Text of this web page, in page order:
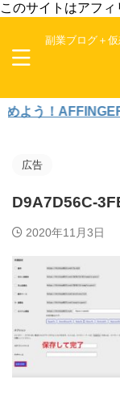
このサイトはアフィ
副業ブログ＋
う！AFFINGER6
広告
D9A7D56C-
2020年11月3日